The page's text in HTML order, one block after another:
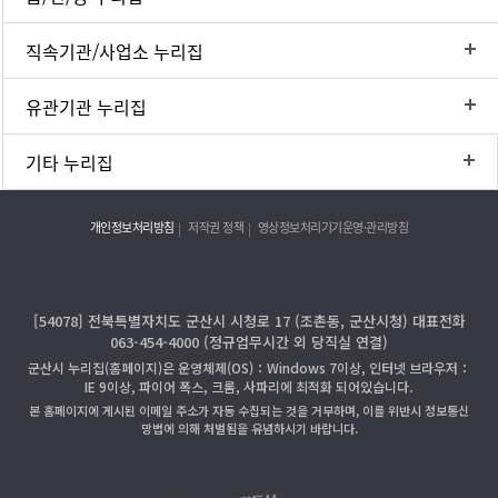
직속기관/사업소 누리집
유관기관 누리집
기타 누리집
개인정보처리방침 저작권 정책 영상정보처리기기운영·관리방침
[54078] 전북특별자치도 군산시 시청로 17 (조촌동, 군산시청) 대표전화
063-454-4000 (정규업무시간 외 당직실 연결)
군산시 누리집(홈페이지)은 운영체제(OS)：Windows 7이상, 인터넷 브라우저：
IE 9이상, 파이어 폭스, 크롬, 사파리에 최적화 되어있습니다.
본 홈페이지에 게시된 이메일 주소가 자동 수집되는 것을 거부하며, 이를 위반시 정보통신
망법에 의해 처벌됨을 유념하시기 바랍니다.